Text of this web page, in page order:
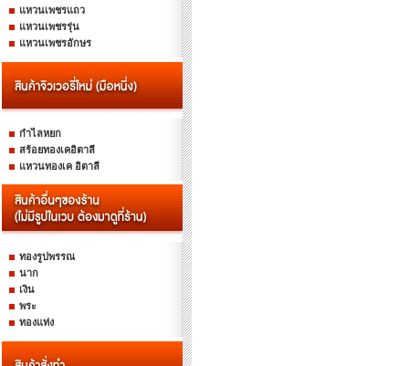
แหวนเพชรแถว
แหวนเพชรรุ่น
แหวนเพชรอักษร
กำไลหยก
สร้อยทองเคอิตาลี
แหวนทองเค อิตาลี
ทองรูปพรรณ
นาก
เงิน
พระ
ทองแท่ง